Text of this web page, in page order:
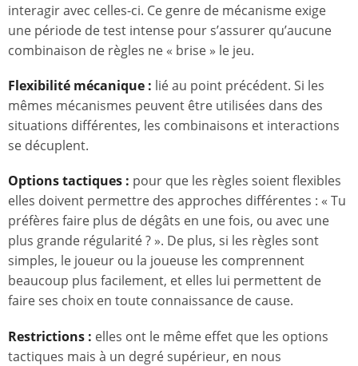
interagir avec celles-ci. Ce genre de mécanisme exige
une période de test intense pour s’assurer qu’aucune
combinaison de règles ne « brise » le jeu.
Flexibilité mécanique : lié au point précédent. Si les
mêmes mécanismes peuvent être utilisées dans des
situations différentes, les combinaisons et interactions
se décuplent.
Options tactiques : pour que les règles soient flexibles
elles doivent permettre des approches différentes : « Tu
préfères faire plus de dégâts en une fois, ou avec une
plus grande régularité ? ». De plus, si les règles sont
simples, le joueur ou la joueuse les comprennent
beaucoup plus facilement, et elles lui permettent de
faire ses choix en toute connaissance de cause.
Restrictions : elles ont le même effet que les options
tactiques mais à un degré supérieur, en nous